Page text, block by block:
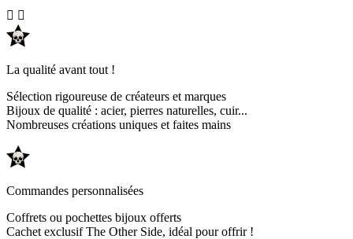
 
La qualité avant tout !
Sélection rigoureuse de créateurs et marques
Bijoux de qualité : acier, pierres naturelles, cuir...
Nombreuses créations uniques et faites mains
Commandes personnalisées
Coffrets ou pochettes bijoux offerts
Cachet exclusif The Other Side, idéal pour offrir !